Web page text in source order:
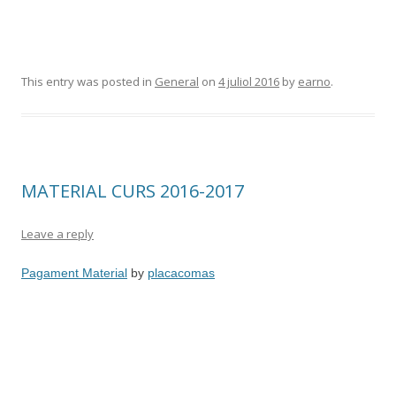
This entry was posted in General on 4 juliol 2016 by earno.
MATERIAL CURS 2016-2017
Leave a reply
Pagament Material by placacomas